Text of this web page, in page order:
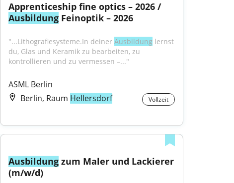
Apprenticeship fine optics – 2026 /
Ausbildung Feinoptik – 2026
"...Lithografiesysteme.In deiner Ausbildung lernst
du, Glas und Keramik zu bearbeiten, zu
kontrollieren und zu vermessen –..."
ASML Berlin
Berlin, Raum Hellersdorf Vollzeit
Ausbildung zum Maler und Lackierer
(m/w/d)